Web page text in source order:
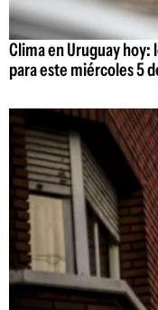
Clima en Uruguay
para este miércoles 5